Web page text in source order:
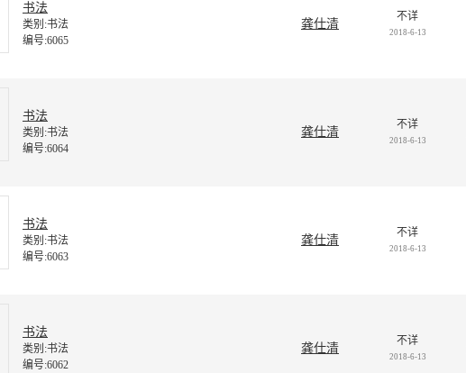
书法
类别:书法
编号:6065
龚仕清
不详
2018-6-13
书法
类别:书法
编号:6064
龚仕清
不详
2018-6-13
书法
类别:书法
编号:6063
龚仕清
不详
2018-6-13
书法
类别:书法
编号:6062
龚仕清
不详
2018-6-13